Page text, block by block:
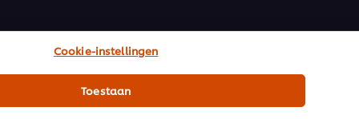
Cookie-instellingen
Toestaan